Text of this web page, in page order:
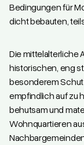
Bedingungen für
dicht bebauten,
Die mittelalterliche
historischen, eng
besonderem
empfindlich auf zu
behutsam und
Wohnquartieren